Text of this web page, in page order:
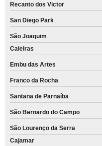
Recanto dos Victor
San Diego Park
São Joaquim
Caieiras
Embu das Artes
Franco da Rocha
Santana de Parnaíba
São Bernardo do Campo
São Lourenço da Serra
Cajamar